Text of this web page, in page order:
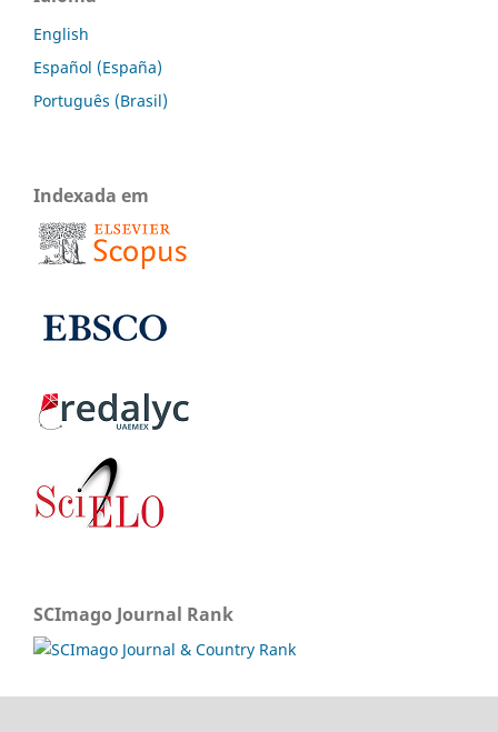
English
Español (España)
Português (Brasil)
Indexada em
SCImago Journal Rank